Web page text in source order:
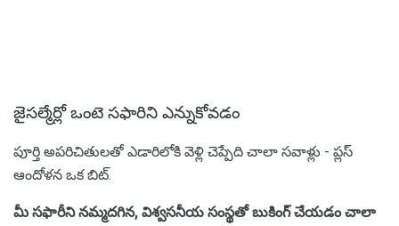
జైసల్మేర్లో ఒంటె సఫారిని ఎన్నుకోవడం
పూర్తి అపరిచితులతో ఎడారిలోకి వెళ్లి చెప్పేది చాలా సవాళ్లు - ప్లస్
ఆందోళన ఒక బిట్.
మీ సఫారీని నమ్మదగిన, విశ్వసనీయ సంస్థతో బుకింగ్ చేయడం చాలా